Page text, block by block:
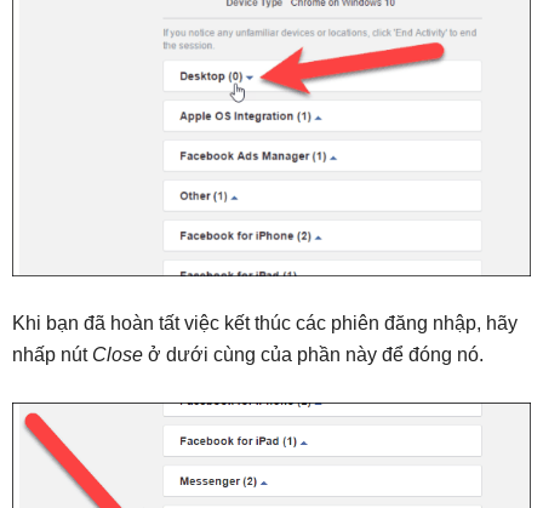
Khi bạn đã hoàn tất việc kết thúc các phiên đăng nhập, hãy
nhấp nút Close ở dưới cùng của phần này để đóng nó.